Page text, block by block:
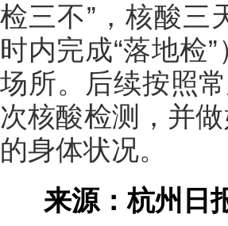
检三不”，核酸三
时内完成“落地检
场所。后续按照
次核酸检测，并
的身体状况。
来源：杭州